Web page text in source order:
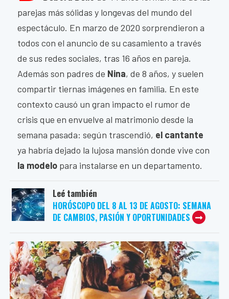
parejas más sólidas y longevas del mundo del
espectáculo. En marzo de 2020 sorprendieron a
todos con el anuncio de su casamiento a través
de sus redes sociales, tras 16 años en pareja.
Además son padres de Nina, de 8 años, y suelen
compartir tiernas imágenes en familia. En este
contexto causó un gran impacto el rumor de
crisis que en envuelve al matrimonio desde la
semana pasada: según trascendió, el cantante
ya habría dejado la lujosa mansión donde vive con
la modelo para instalarse en un departamento.
Leé también
HORÓSCOPO DEL 8 AL 13 DE AGOSTO: SEMANA
DE CAMBIOS, PASIÓN Y OPORTUNIDADES